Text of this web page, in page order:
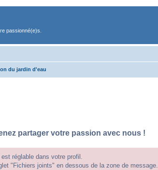
passionné(e)s.
du jardin d'eau
partager votre passion avec nous !
réglable dans votre profil.
"Fichiers joints" en dessous de la zone de message.